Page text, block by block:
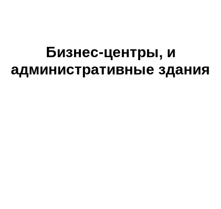
Бизнес-центры, и
административные здания